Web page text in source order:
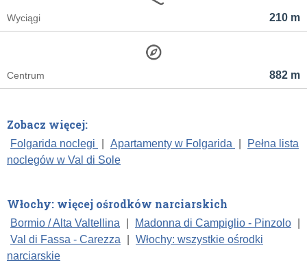
210 m
Wyciągi
882 m
Centrum
Zobacz więcej:
Folgarida noclegi Apartamenty w Folgarida
Pełna lista
noclegów w Val di Sole
Włochy: więcej ośrodków narciarskich
Bormio / Alta Valtellina Madonna di Campiglio - Pinzolo
Val di Fassa - Carezza
Włochy: wszystkie ośrodki
narciarskie